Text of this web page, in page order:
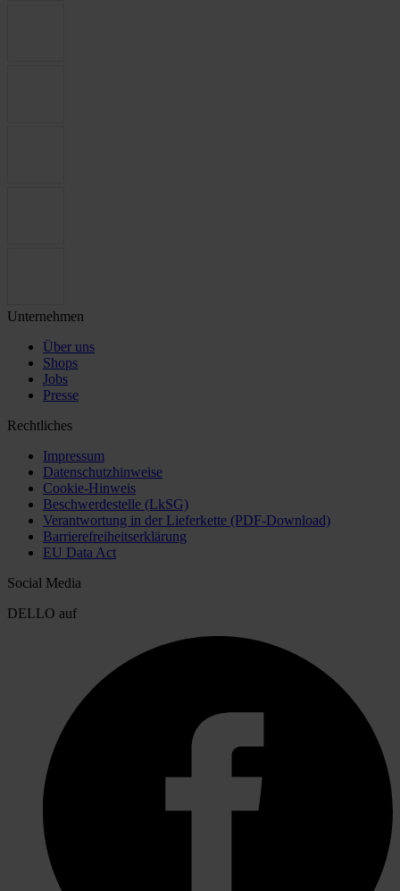
Unternehmen
Über uns
Shops
Jobs
Presse
Rechtliches
Impressum
Datenschutzhinweise
Cookie-Hinweis
Beschwerdestelle (LkSG)
Verantwortung in der Lieferkette (PDF-Download)
Barrierefreiheitserklärung
EU Data Act
Social Media
DELLO auf